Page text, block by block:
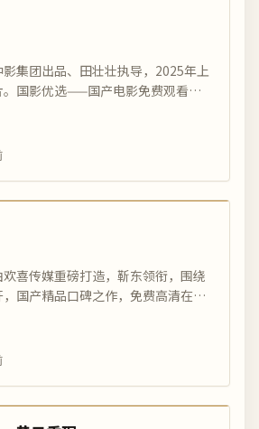
影集团出品、田壮壮执导，2025年上
。国影优选——国产电影免费观看最
清独家上线。
99:15
欢喜传媒重磅打造，靳东领衔，围绕
国产精品口碑之作，免费高清在线
97:50